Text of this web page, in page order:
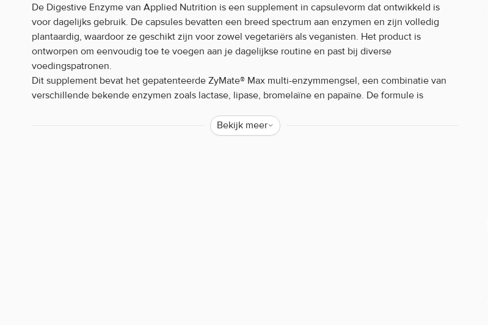
De Digestive Enzyme van Applied Nutrition is een supplement in capsulevorm dat ontwikkeld is
voor dagelijks gebruik. De capsules bevatten een breed spectrum aan enzymen en zijn volledig
plantaardig, waardoor ze geschikt zijn voor zowel vegetariërs als veganisten. Het product is
ontworpen om eenvoudig toe te voegen aan je dagelijkse routine en past bij diverse
voedingspatronen.
Dit supplement bevat het gepatenteerde ZyMate® Max multi-enzymmengsel, een combinatie van
verschillende bekende enzymen zoals lactase, lipase, bromelaïne en papaïne. De formule is
Applied Nutrition Digestive Enzyme kenmerken:
Bekijk meer